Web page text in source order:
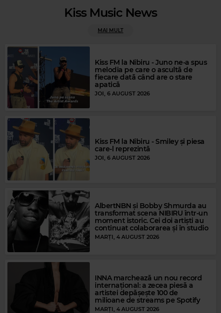
Magic FM
CHRIS REA –LOOKING FOR THE SUMMER
Kiss Music News
MAI MULT
Kiss FM la Nibiru - Juno ne-a spus
melodia pe care o ascultă de
fiecare dată când are o stare
apatică
JOI, 6 AUGUST 2026
Kiss FM la Nibiru - Smiley și piesa
care-l reprezintă
JOI, 6 AUGUST 2026
AlbertNBN și Bobby Shmurda au
transformat scena NIBIRU într-un
moment istoric. Cei doi artiști au
continuat colaborarea și în studio
MARȚI, 4 AUGUST 2026
INNA marchează un nou record
internațional: a zecea piesă a
artistei depășește 100 de
milioane de streams pe Spotify
MARȚI, 4 AUGUST 2026